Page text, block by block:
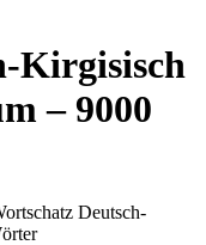
Kirgisisch
– 9000
Deutsch-